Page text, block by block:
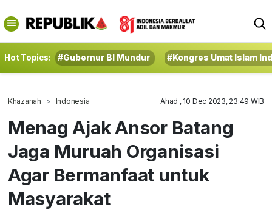
Hot Topics: #Gubernur BI Mundur #Kongres Umat Islam
Khazanah Indonesia Ahad , 10 Dec 2023, 23:49 WIB
Menag Ajak Ansor Batang
Jaga Muruah Organisasi
Agar Bermanfaat untuk
Masyarakat